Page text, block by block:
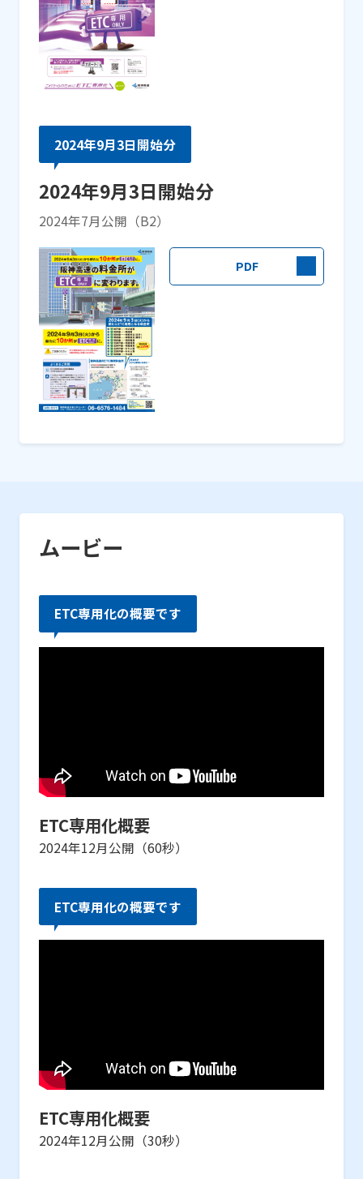
2024年9月3日開始分
2024年9月3日開始分
2024年7月公開（B2）
PDF
ムービー
ETC専用化の概要です
ETC専用化概要
2024年12月公開（60秒）
ETC専用化の概要です
ETC専用化概要
2024年12月公開（30秒）